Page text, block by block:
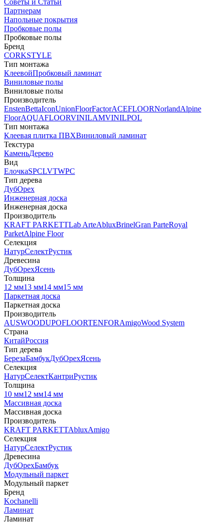
Советы и Статьи
Партнерам
Напольные покрытия
Пробковые полы
Пробковые полы
Бренд
CORKSTYLE
Тип монтажа
КлеевойПробковый ламинат
Виниловые полы
Виниловые полы
Производитель
EnstenBettaIconUnionFloorFactorACEFLOORNorlandAlpine
FloorAQUAFLOORVINILAMVINILPOL
Тип монтажа
Клеевая плитка ПВХВиниловый ламинат
Текстура
КаменьДерево
Вид
ЕлочкаSPCLVTWPC
Тип дерева
ДубОрех
Инженерная доска
Инженерная доска
Производитель
KRAFT PARKETTLab ArteAbluxBrinelGran ParteRoyal
ParketAlpine Floor
Селекция
НатурСелектРустик
Древесина
ДубОрехЯсень
Толщина
12 мм13 мм14 мм15 мм
Паркетная доска
Паркетная доска
Производитель
AUSWOODUPOFLOORTENFORAmigoWood System
Страна
КитайРоссия
Тип дерева
БерезаБамбукДубОрехЯсень
Селекция
НатурСелектКантриРустик
Толщина
10 мм12 мм14 мм
Массивная доска
Массивная доска
Производитель
KRAFT PARKETTAbluxAmigo
Селекция
НатурСелектРустик
Древесина
ДубОрехБамбук
Модульный паркет
Модульный паркет
Бренд
Kochanelli
Ламинат
Ламинат